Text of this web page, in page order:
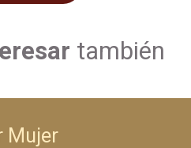
también
Mujer